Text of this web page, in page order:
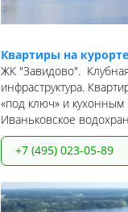
Квартиры на
ЖК "Завидово".
инфраструктура.
«под ключ» и кухонным
Иваньковское
+7 (495) 023-05-89